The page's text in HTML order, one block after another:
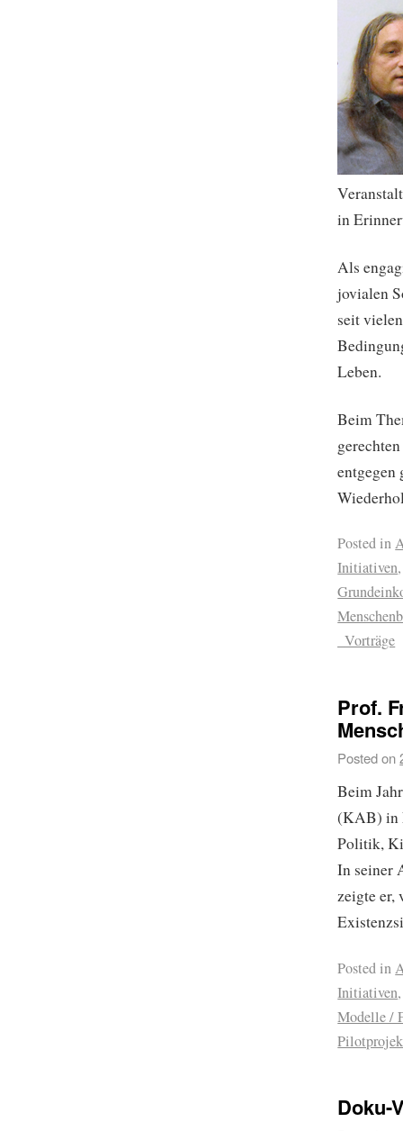
in
Als
jovialen
seit
Leben.
Beim
entgegen
Posted in
Initiativen
_Vorträge
Prof.
Posted on
Beim
(KAB) in
Politik,
In seiner
zeigte er,
Posted in
Initiativen
Modelle /
Doku-